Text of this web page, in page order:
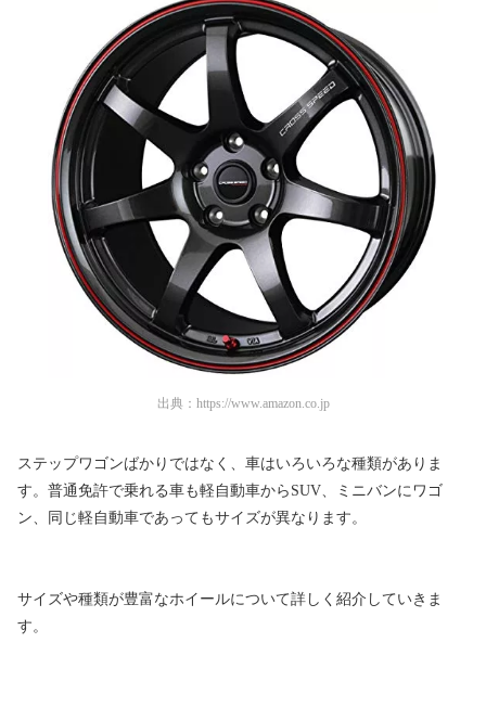
出典： https://www.amazon.co.jp
ステップワゴンばかりではなく、車はいろいろな種類がありま
す。普通免許で乗れる車も軽自動車からSUV、ミニバンにワゴ
ン、同じ軽自動車であってもサイズが異なります。
サイズや種類が豊富なホイールについて詳しく紹介していきま
す。